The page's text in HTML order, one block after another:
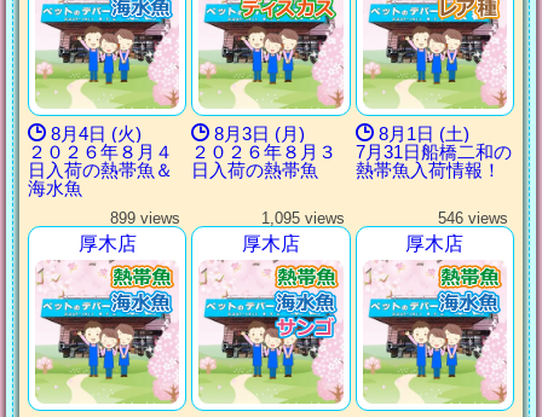
8月4日 (火)
２０２６年８月４
日入荷の熱帯魚＆
海水魚
8月3日 (月)
２０２６年８月３
日入荷の熱帯魚
8月1日 (土)
7月31日船橋二和の
熱帯魚入荷情報！
899 views
厚木店
1,095 views
厚木店
546 views
厚木店